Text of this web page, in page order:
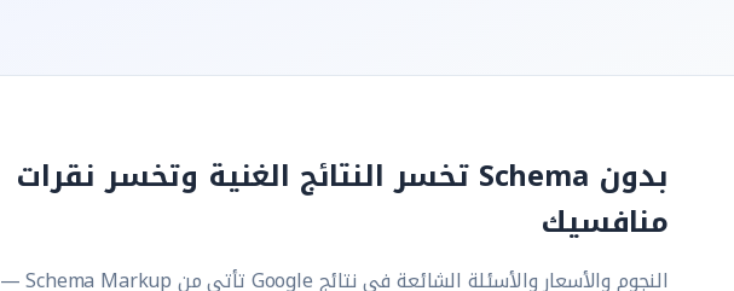
بدون Schema تخسر النتائج الغنية وتخسر نقرات
منافسيك
النجوم والأسعار والأسئلة الشائعة في نتائج Google تأتي من Schema Markup —